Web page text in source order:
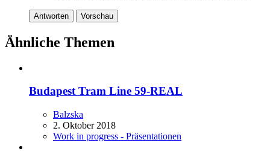
Antworten Vorschau
Ähnliche Themen
Budapest Tram Line 59-REAL
Balzska
2. Oktober 2018
Work in progress - Präsentationen